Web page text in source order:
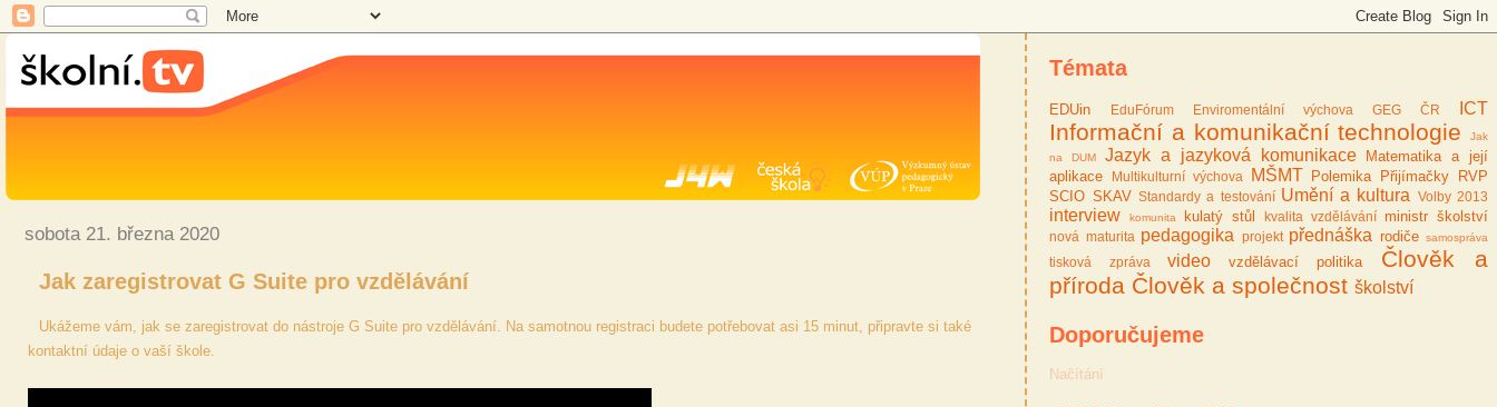
sobota 21. března 2020
Jak zaregistrovat G Suite pro vzdělávání
Ukážeme vám, jak se zaregistrovat do nástroje G Suite pro vzdělávání. Na samotnou registraci budete potřebovat asi 15 minut, připravte si také
kontaktní údaje o vaší škole.
Témata
EDUin EduFórum Enviromentální výchova GEG ČR ICT
Informační a komunikační technologie
Jak
na DUM
Jazyk a jazyková komunikace
Matematika a její
aplikace
Multikulturní výchova MŠMT Polemika Přijímačky
RVP
SCIO SKAV Standardy a testování Umění a kultura Volby 2013
interview komunita kulatý stůl kvalita vzdělávání ministr školství
nová maturita pedagogika projekt přednáška rodiče samospráva
tisková zpráva video vzdělávací politika
Člověk a
příroda Člověk a společnost školství
Doporučujeme
Načítání